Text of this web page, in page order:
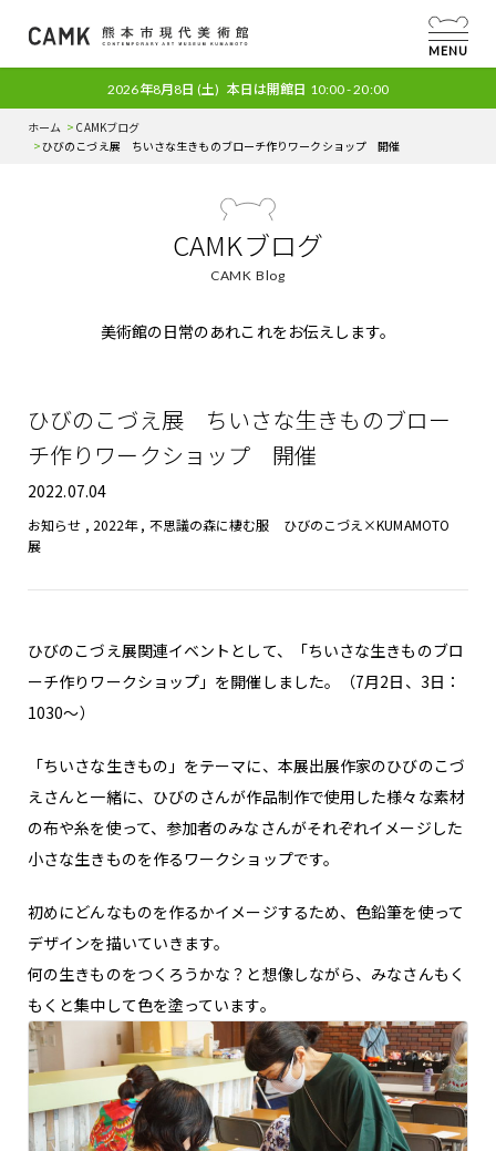
MENU
2026年8月8日 (土) 本日は開館日 10:00 - 20:00
ホーム
CAMKブログ
ひびのこづえ展 ちいさな生きものブローチ作りワークショップ 開催
CAMKブログ
CAMK Blog
美術館の日常のあれこれをお伝えします。
ひびのこづえ展 ちいさな生きものブロー
チ作りワークショップ 開催
2022.07.04
お知らせ , 2022年, 不思議の森に棲む服 ひびのこづえ×KUMAMOTO
展
ひびのこづえ展関連イベントとして、「ちいさな生きものブロ
ーチ作りワークショップ」を開催しました。（7月2日、3日：
1030～）
「ちいさな生きもの」をテーマに、本展出展作家のひびのこづ
えさんと一緒に、ひびのさんが作品制作で使用した様々な素材
の布や糸を使って、参加者のみなさんがそれぞれイメージした
小さな生きものを作るワークショップです。
初めにどんなものを作るかイメージするため、色鉛筆を使って
デザインを描いていきます。
何の生きものをつくろうかな？と想像しながら、みなさんもく
もくと集中して色を塗っています。